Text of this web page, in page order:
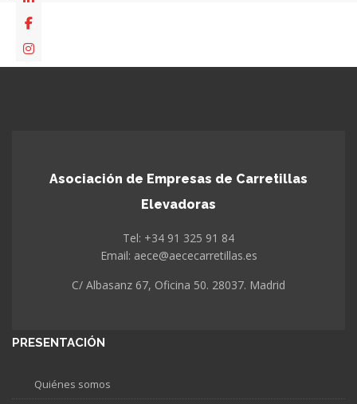
Asociación de Empresas de Carretillas
Elevadoras
Tel: +34 91 325 91 84
Email: aece@aececarretillas.es
C/ Albasanz 67, Oficina 50. 28037. Madrid
PRESENTACIÓN
Quiénes somos